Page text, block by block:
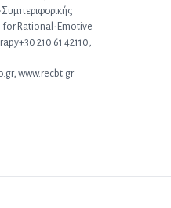
for Rational-Emotive
210 61 42110,
www.recbt.gr